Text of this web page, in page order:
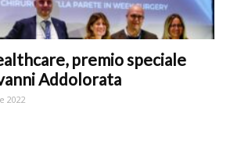
premio speciale
Addolorata
2022